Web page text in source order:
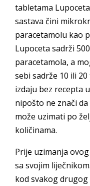
tabletama
sastava čini
paracetamolu kao
Lupoceta sadrži
paracetamola, a
sebi sadrže 10 ili
izdaju bez recepta
nipošto ne znači
može uzimati po
količinama.
Prije uzimanja
sa svojim
kod svakog